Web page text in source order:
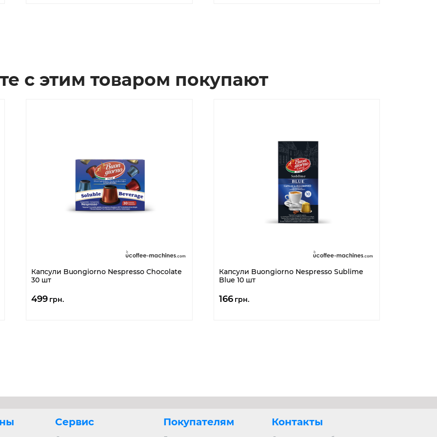
с этим товаром покупают
Капсули Buongiorno Nespresso Chocolate
30 шт
499 грн.
Капсули Buongiorno Nespresso Sublime
Blue 10 шт
166 грн.
Контакты
Покупателям
Сервис